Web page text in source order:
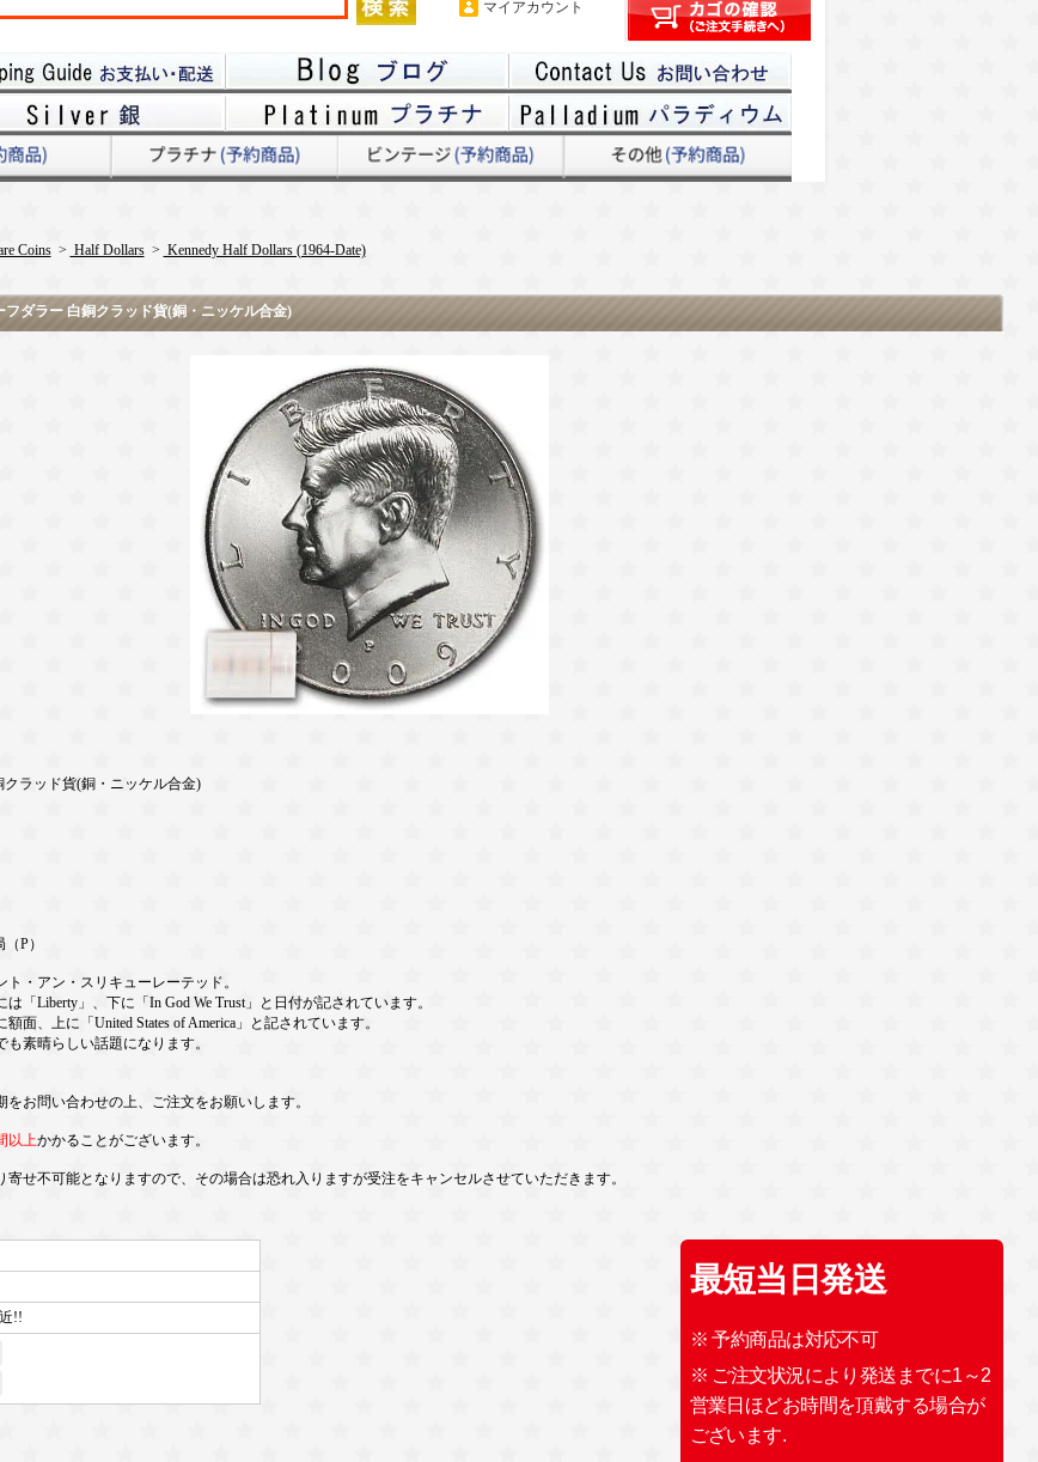
マイアカウント
Coins> Half Dollars> Kennedy Half Dollars (1964-Date)
ダラー 白銅クラッド貨(銅・ニッケル合金)
ラッド貨(銅・ニッケル合金)
P）
・アン・スリキューレーテッド。
「Liberty」、下に「In God We Trust」と日付が記されています。
、上に「United States of America」と記されています。
素晴らしい話題になります。
お問い合わせの上、ご注文をお願いします。
以上かかることがございます。
せ不可能となりますので、その場合は恐れ入りますが受注をキャンセルさせていただきます。
!!
最短当日発送
※ 予約商品は対応不可
※ ご注文状況により発送までに1～2
営業日ほどお時間を頂戴する場合が
ございます.